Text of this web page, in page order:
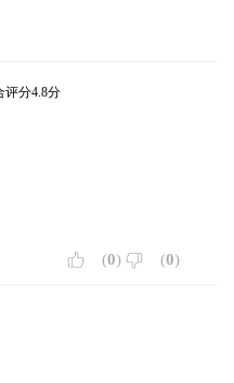
造
正一次收费，绝无二次
杜绝买课时利益链。
诱骗方式
车服务，打破多年我县
提供更多便利。
象，一经发现退还全部
无忧。
评分4.8分
(0) (0)